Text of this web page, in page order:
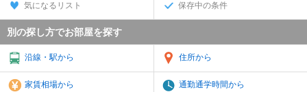
気になるリスト 保存中の条件
別の探し方でお部屋を探す
沿線・駅から 住所から
家賃相場から 通勤通学時間から